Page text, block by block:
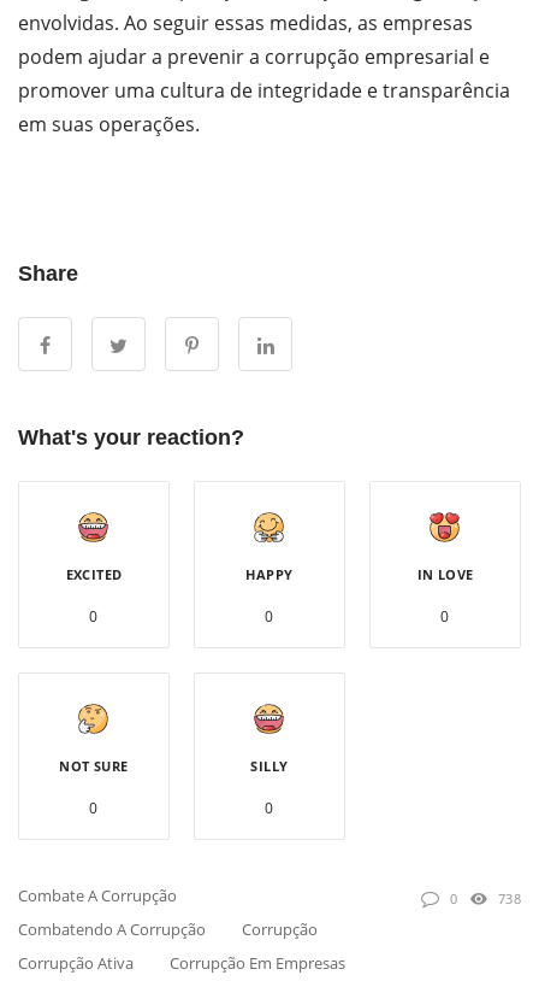
envolvidas. Ao seguir essas medidas, as empresas
podem ajudar a prevenir a corrupção empresarial e
promover uma cultura de integridade e transparência
em suas operações.
Share
What's your reaction?
EXCITED
0
HAPPY
0
IN LOVE
0
NOT SURE
0
SILLY
0
Combate A Corrupção
Combatendo A Corrupção
Corrupção
Corrupção Ativa
Corrupção Em Empresas
0 738